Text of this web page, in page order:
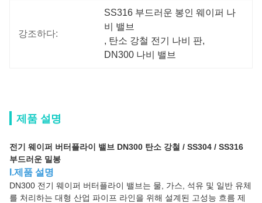
강조하다:
SS316 부드러운 봉인 웨이퍼 나
비 밸브
, 탄소 강철 전기 나비 판,
DN300 나비 밸브
제품 설명
전기 웨이퍼 버터플라이 밸브 DN300 탄소 강철 / SS304 / SS316
부드러운 밀봉
I.제품 설명
DN300 전기 웨이퍼 버터플라이 밸브는 물, 가스, 석유 및 일반 유체
를 처리하는 대형 산업 파이프 라인을 위해 설계된 고성능 흐름 제